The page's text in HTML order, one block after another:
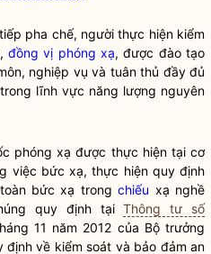
pha chế, người thực hiện kiểm
,đồng vị phóng xạ, được đào tạo
nghiệp vụ và tuân thủ đầy đủ
lĩnh vực năng lượng nguyên
phóng xạ được thực hiện tại cơ
việc bức xạ, thực hiện quy định
bức xạ trongchiếu xạ nghề
quy định tạiThông tư số
11 năm 2012 của Bộ trưởng
định về kiểm soát và bảo đảm an